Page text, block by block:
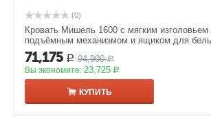
(0)
Кровать Мишель 1600 с мягким изголовьем
подъёмным механизмом и ящиком для
71,175 Р 94,900 Р
Вы экономите: 23,725 Р
КУПИТЬ